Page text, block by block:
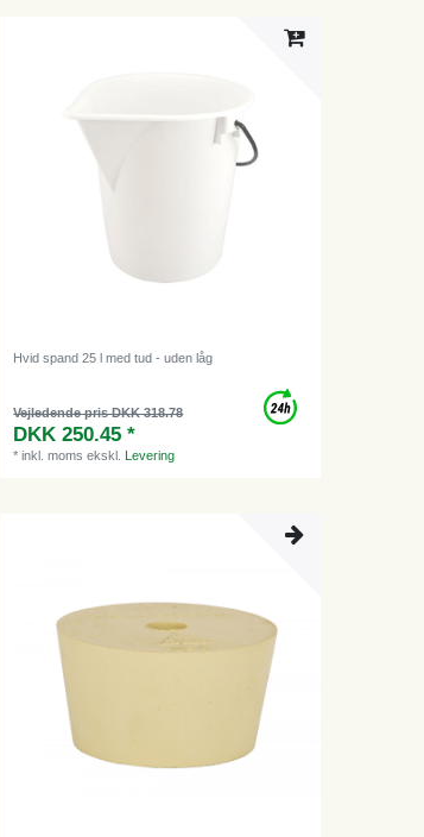
Hvid spand 25 l med tud - uden låg
Vejledende pris DKK 318.78
DKK 250.45 *
*inkl. moms ekskl.Levering